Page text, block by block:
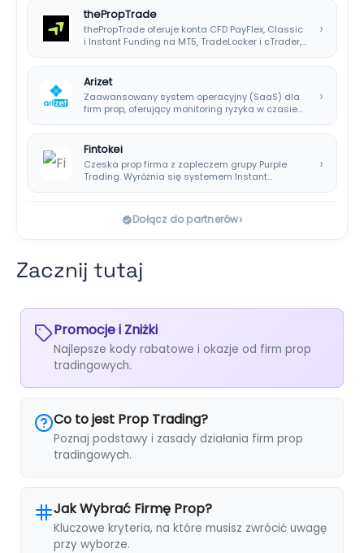
thePropTrade
thePropTrade oferuje konta CFD PayFlex, Classic
i Instant Funding na MT5, TradeLocker i cTrader,…
›
Arizet
Zaawansowany system operacyjny (SaaS) dla
firm prop, oferujący monitoring ryzyka w czasie
›
Fintokei
Czeska prop firma z zapleczem grupy Purple
Trading. Wyróżnia się systemem Instant
›
Dołącz do partnerów›
Zacznij tutaj
Promocje i Zniżki
Najlepsze kody rabatowe i okazje od firm prop
tradingowych.
Co to jest Prop Trading?
Poznaj podstawy i zasady działania firm prop
tradingowych.
Jak Wybrać Firmę Prop?
Kluczowe kryteria, na które musisz zwrócić uwagę
przy wyborze.